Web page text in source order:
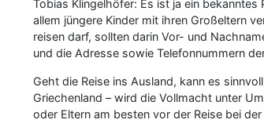
Tobias Klingelhöfer: Es ist ja ein
allem jüngere Kinder mit ihren Großeltern
reisen darf, sollten darin Vor- und
und die Adresse sowie Telefonnummern
Geht die Reise ins Ausland, kann es
Griechenland – wird die Vollmacht unter
oder Eltern am besten vor der Reise bei